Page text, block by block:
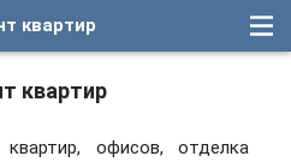
квартир
квартир
офисов, отделка